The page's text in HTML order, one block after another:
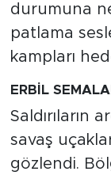
durumuna
patlama
kampları
ERBİL
Saldırıların
savaş
gözlendi.